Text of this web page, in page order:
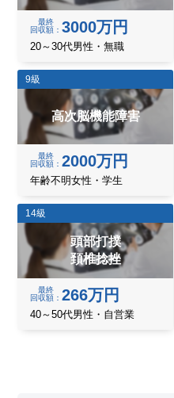
最終
回収額
3000万円
20～30代男性・無職
9級
高次脳機能障害
最終
回収額
2000万円
年齢不明女性・学生
14級
頭部打撲
頚椎捻挫
最終
回収額
266万円
40～50代男性・自営業